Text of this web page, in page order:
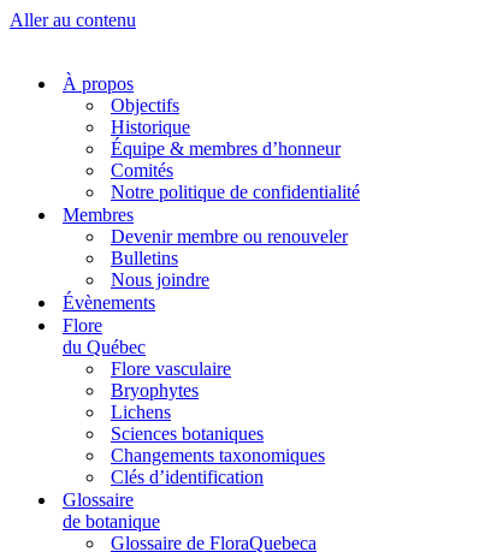
Aller au contenu
À propos
Objectifs
Historique
Équipe & membres d’honneur
Comités
Notre politique de confidentialité
Membres
Devenir membre ou renouveler
Bulletins
Nous joindre
Évènements
Flore
du Québec
Flore vasculaire
Bryophytes
Lichens
Sciences botaniques
Changements taxonomiques
Clés d’identification
Glossaire
de botanique
Glossaire de FloraQuebeca